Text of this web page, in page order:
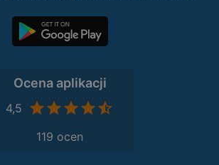
Ocena aplikacji
4,5
119 ocen